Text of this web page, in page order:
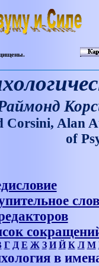
Corsini, Alan
оf
Г Д Е Ж З И Й К Л М
в